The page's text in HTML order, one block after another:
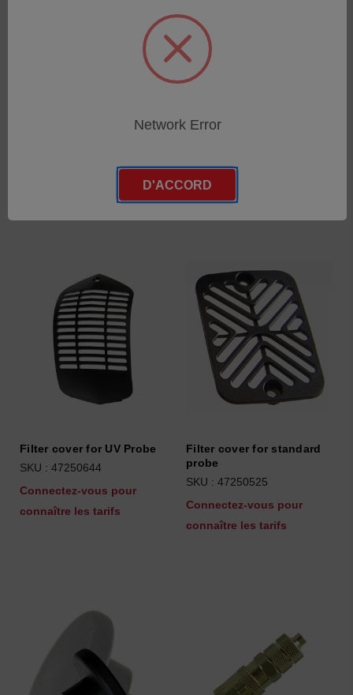
Connectez-vous pour
adapter
Connectez-vous pour
connaître les tarifs
Filter cover for UV Probe
SKU : 47250644
Connectez-vous pour
connaître les tarifs
Filter cover for standard
probe
SKU : 47250525
Connectez-vous pour
connaître les tarifs
Network Error
D'ACCORD